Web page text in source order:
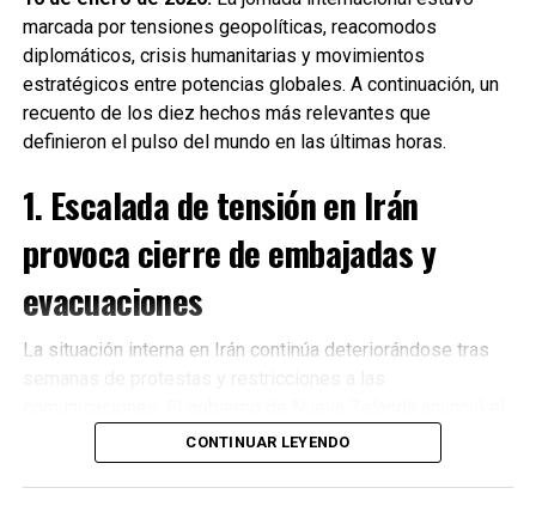
Recibe las noticias al instante
Únete al canal oficial de WhatsApp de
Quinto Podery recibe las noticias más
marcada por tensiones geopolíticas, reacomodos
diplomáticos, crisis humanitarias y movimientos
estratégicos entre potencias globales. A continuación, un
recuento de los diez hechos más relevantes que
definieron el pulso del mundo en las últimas horas.
1. Escalada de tensión en Irán
provoca cierre de embajadas y
evacuaciones
La situación interna en Irán continúa deteriorándose tras
cierre de su embajada en Teherány la evacuación
inmediata de su personal diplomático ante el incremento
de riesgos para la seguridad. Diversos países
CONTINUAR LEYENDO